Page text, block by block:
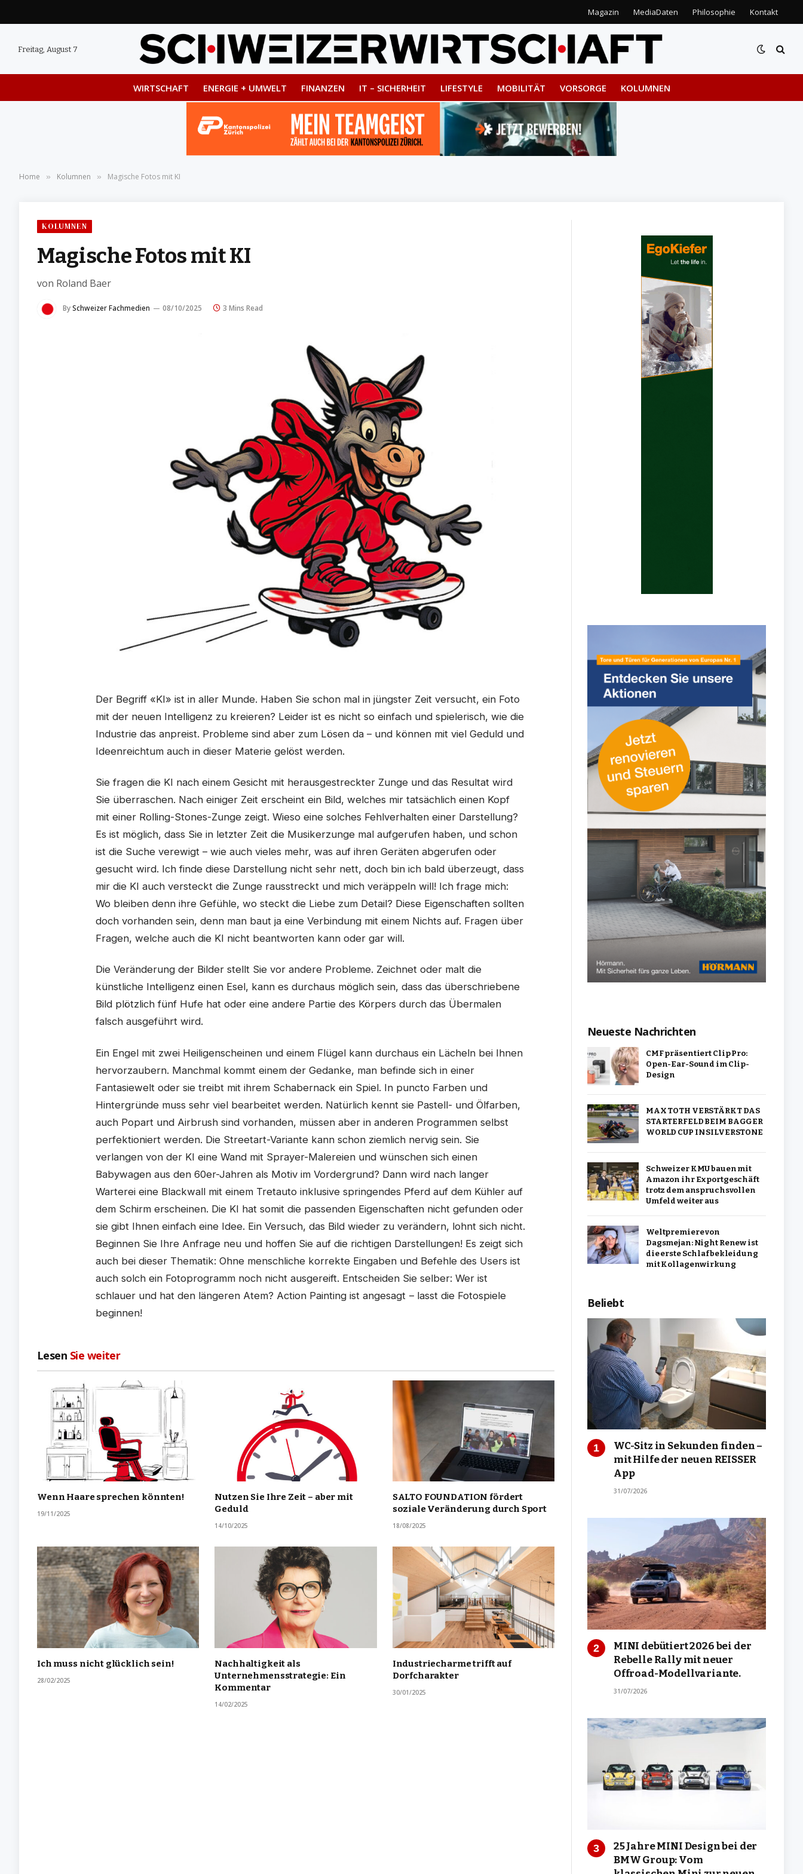
Magazin MediaDaten Philosophie Kontakt
Freitag, August 7
WIRTSCHAFT ENERGIE + UMWELT FINANZEN IT – SICHERHEIT LIFESTYLE MOBILITÄT VORSORGE KOLUMNEN
Home » Kolumnen » Magische Fotos mit KI
KOLUMNEN
Magische Fotos mit KI
von Roland Baer
BySchweizer Fachmedien 08/10/2025 3 Mins Read
Der Begriff «KI» ist in aller Munde. Haben Sie schon mal in jüngster Zeit versucht, ein Foto
mit der neuen Intelligenz zu kreieren? Leider ist es nicht so einfach und spielerisch, wie die
Industrie das anpreist. Probleme sind aber zum Lösen da – und können mit viel Geduld und
Ideenreichtum auch in dieser Materie gelöst werden.
Sie fragen die KI nach einem Gesicht mit herausgestreckter Zunge und das Resultat wird
Sie überraschen. Nach einiger Zeit erscheint ein Bild, welches mir tatsächlich einen Kopf
mit einer Rolling-Stones-Zunge zeigt. Wieso eine solches Fehlverhalten einer Darstellung?
Es ist möglich, dass Sie in letzter Zeit die Musikerzunge mal aufgerufen haben, und schon
ist die Suche verewigt – wie auch vieles mehr, was auf ihren Geräten abgerufen oder
gesucht wird. Ich finde diese Darstellung nicht sehr nett, doch bin ich bald überzeugt, dass
mir die KI auch versteckt die Zunge rausstreckt und mich veräppeln will! Ich frage mich:
Wo bleiben denn ihre Gefühle, wo steckt die Liebe zum Detail? Diese Eigenschaften sollten
doch vorhanden sein, denn man baut ja eine Verbindung mit einem Nichts auf. Fragen über
Fragen, welche auch die KI nicht beantworten kann oder gar will.
Die Veränderung der Bilder stellt Sie vor andere Probleme. Zeichnet oder malt die
künstliche Intelligenz einen Esel, kann es durchaus möglich sein, dass das überschriebene
Bild plötzlich fünf Hufe hat oder eine andere Partie des Körpers durch das Übermalen
falsch ausgeführt wird.
Ein Engel mit zwei Heiligenscheinen und einem Flügel kann durchaus ein Lächeln bei Ihnen
hervorzaubern. Manchmal kommt einem der Gedanke, man befinde sich in einer
Fantasiewelt oder sie treibt mit ihrem Schabernack ein Spiel. In puncto Farben und
Hintergründe muss sehr viel bearbeitet werden. Natürlich kennt sie Pastell- und Ölfarben,
auch Popart und Airbrush sind vorhanden, müssen aber in anderen Programmen selbst
perfektioniert werden. Die Streetart-Variante kann schon ziemlich nervig sein. Sie
verlangen von der KI eine Wand mit Sprayer-Malereien und wünschen sich einen
Babywagen aus den 60er-Jahren als Motiv im Vordergrund? Dann wird nach langer
Warterei eine Blackwall mit einem Tretauto inklusive springendes Pferd auf dem Kühler auf
dem Schirm erscheinen. Die KI hat somit die passenden Eigenschaften nicht gefunden oder
sie gibt Ihnen einfach eine Idee. Ein Versuch, das Bild wieder zu verändern, lohnt sich nicht.
Beginnen Sie Ihre Anfrage neu und hoffen Sie auf die richtigen Darstellungen! Es zeigt sich
auch bei dieser Thematik: Ohne menschliche korrekte Eingaben und Befehle des Users ist
auch solch ein Fotoprogramm noch nicht ausgereift. Entscheiden Sie selber: Wer ist
schlauer und hat den längeren Atem? Action Painting ist angesagt – lasst die Fotospiele
beginnen!
Lesen Sie weiter
Wenn Haare sprechen könnten!
19/11/2025
Nutzen Sie Ihre Zeit – aber mit
Geduld
14/10/2025
SALTO FOUNDATION fördert
soziale Veränderung durch Sport
18/08/2025
Ich muss nicht glücklich sein!
28/02/2025
Nachhaltigkeit als
Unternehmensstrategie: Ein
Kommentar
14/02/2025
Industriecharme trifft auf
Dorfcharakter
30/01/2025
Neueste Nachrichten
CMF präsentiert Clip Pro:
Open-Ear-Sound im Clip-
Design
MAX TOTH VERSTÄRKT DAS
STARTERFELD BEIM BAGGER
WORLD CUP IN SILVERSTONE
Schweizer KMU bauen mit
Amazon ihr Exportgeschäft
trotz dem anspruchsvollen
Umfeld weiter aus
Weltpremiere von
Dagsmejan: Night Renew ist
die erste Schlafbekleidung
mit Kollagenwirkung
Beliebt
WC-Sitz in Sekunden finden –
mit Hilfe der neuen REISSER
App
31/07/2026
MINI debütiert 2026 bei der
Rebelle Rally mit neuer
Offroad-Modellvariante.
31/07/2026
25 Jahre MINI Design bei der
BMW Group: Vom